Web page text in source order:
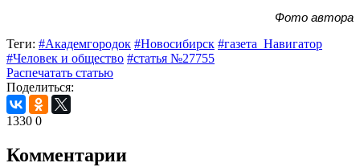
Фото автора
Теги: #Академгородок #Новосибирск #газета_Навигатор
#Человек и общество #статья №27755
Распечатать статью
Поделиться:
1330 0
Комментарии